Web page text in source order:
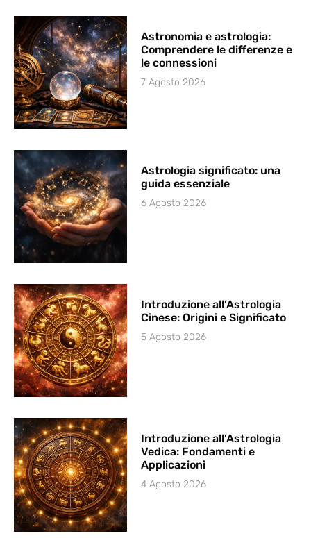
Astronomia e astrologia:
Comprendere le differenze e
le connessioni
7 Agosto 2026
Astrologia significato: una
guida essenziale
6 Agosto 2026
Introduzione all’Astrologia
Cinese: Origini e Significato
5 Agosto 2026
Introduzione all’Astrologia
Vedica: Fondamenti e
Applicazioni
4 Agosto 2026